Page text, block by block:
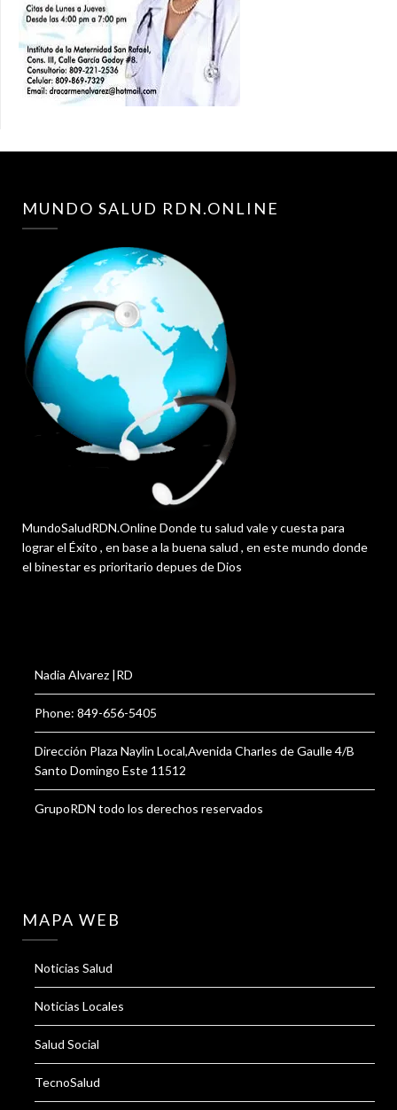
MUNDO SALUD RDN.ONLINE
MundoSaludRDN.Online Donde tu salud vale y cuesta para
lograr el Éxito , en base a la buena salud , en este mundo donde
el binestar es prioritario depues de Dios
Nadia Alvarez |RD
Phone: 849-656-5405
Dirección Plaza Naylin Local,Avenida Charles de Gaulle 4/B
Santo Domingo Este 11512
GrupoRDN todo los derechos reservados
MAPA WEB
Noticias Salud
Noticias Locales
Salud Social
TecnoSalud